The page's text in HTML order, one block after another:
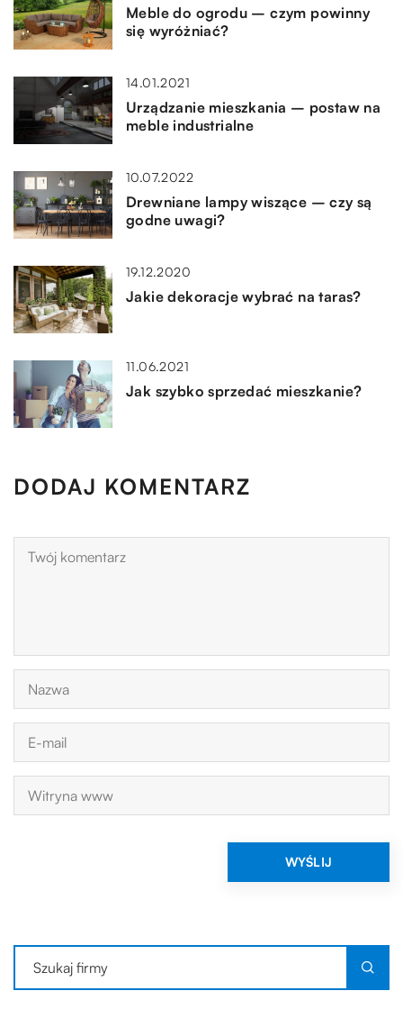
Meble do ogrodu – czym powinny
się wyróżniać?
14.01.2021
Urządzanie mieszkania – postaw na
meble industrialne
10.07.2022
Drewniane lampy wiszące – czy są
godne uwagi?
19.12.2020
Jakie dekoracje wybrać na taras?
11.06.2021
Jak szybko sprzedać mieszkanie?
DODAJ KOMENTARZ